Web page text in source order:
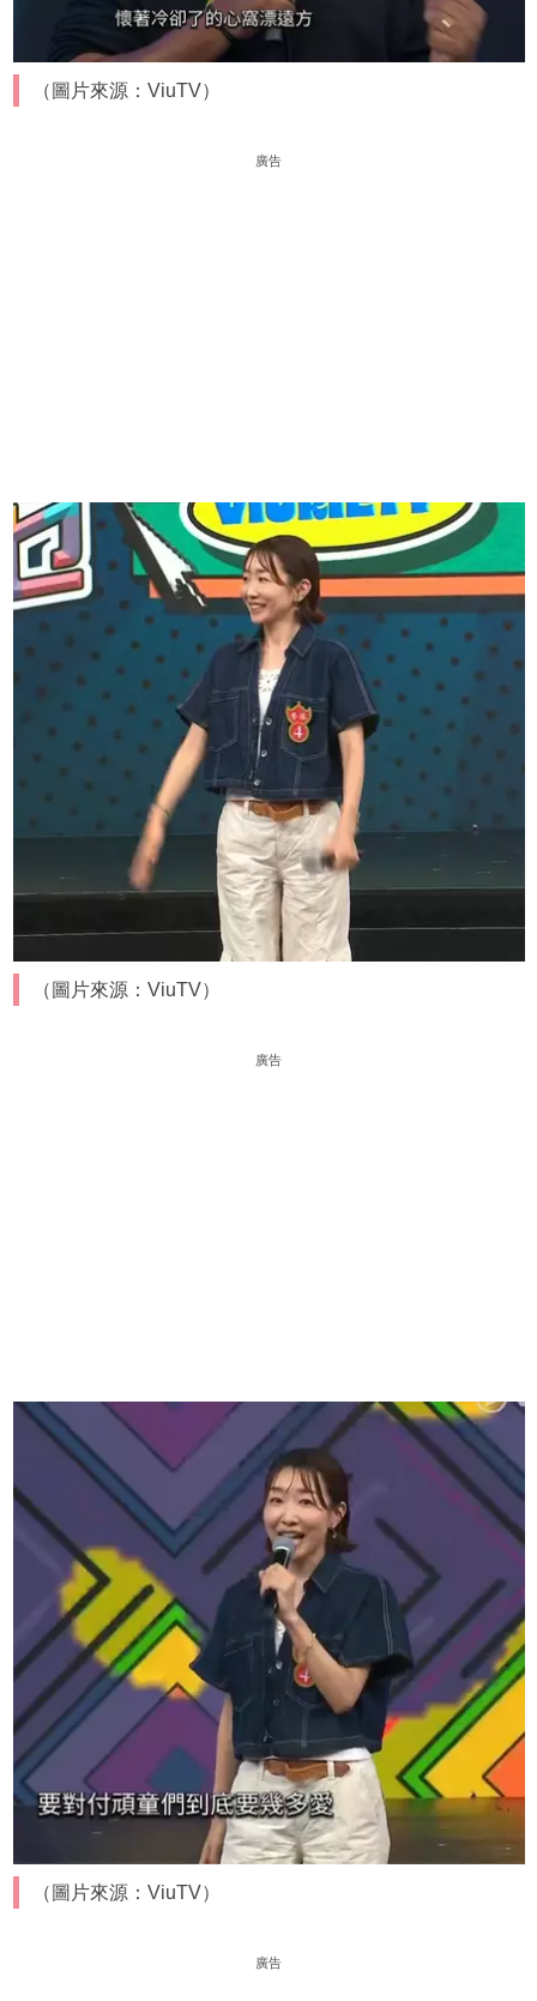
（圖片來源：ViuTV）
廣告
（圖片來源：ViuTV）
廣告
（圖片來源：ViuTV）
廣告